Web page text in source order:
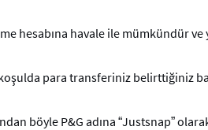
hesabına havale ile mümkündür
para transferiniz belirttiğiniz
böyle P&G adına “Justsnap”